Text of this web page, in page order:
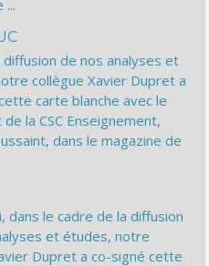
...
de nos analyses et
collègue Xavier Dupret a
carte blanche avec le
la CSC Enseignement,
dans le magazine de
dans le cadre de la diffusion
et études, notre
Dupret a co-signé cette